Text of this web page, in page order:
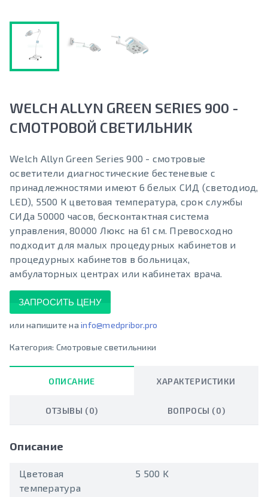
WELCH ALLYN GREEN SERIES 900 -
CМОТРОВОЙ СВЕТИЛЬНИК
Welch Allyn Green Series 900 - смотровые
осветители диагностические бестеневые с
принадлежностями имеют 6 белых СИД (светодиод,
LED), 5500 К цветовая температура, срок службы
СИДа 50000 часов, бесконтактная система
управления, 80000 Люкс на 61 см. Превосходно
подходит для малых процедурных кабинетов и
процедурных кабинетов в больницах,
амбулаторных центрах или кабинетах врача.
ЗАПРОСИТЬ ЦЕНУ
или напишите на info@medpribor.pro
Категория: Смотровые светильники
ОПИСАНИЕ ХАРАКТЕРИСТИКИ
ОТЗЫВЫ (0) ВОПРОСЫ (0)
Описание
Цветовая
температура
5 500 K